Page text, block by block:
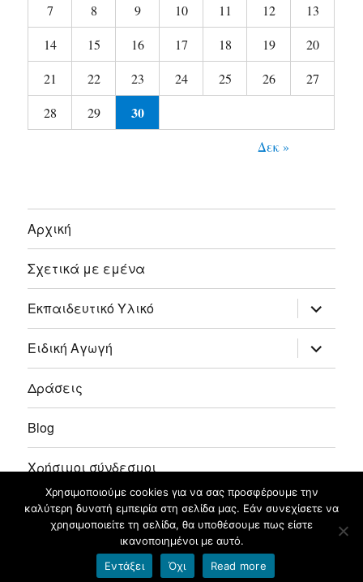
7
8 9 10 11 12
13
14
15 16 17 18 19
20
21
22 23 24 25 26
27
28
29 30
Δεκ »
Αρχική
Σχετικά με εμένα
Εκπαιδευτικό Υλικό του
μενού
Ειδική Αγωγή του
μενού
Δράσεις
Blog
Χρήσιμοι σύνδεσμοι
Επικοινωνία
Φιλοξενείται στο https://blogs.sch.gr
Χρησιμοποιούμε cookies για να σας προσφέρουμε την
καλύτερη δυνατή εμπειρία στη σελίδα μας. Εάν συνεχίσετε να
χρησιμοποιείτε τη σελίδα, θα υποθέσουμε πως είστε
ικανοποιημένοι με αυτό.
Εντάξει
Όχι Read more